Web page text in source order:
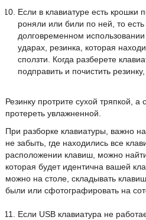
Если в клавиатуре есть
роняли или били по ней, то
долговременном
ударах, резинка, которая
сползти. Когда разберете
подправить и почистить
Резинку протрите сухой тряпкой,
протереть увлажненной.
При разборке клавиатуры, важно
не забыть, где находились все
расположении клавиш, можно
которая будет идентична вашей
можно на столе, складывать
были или сфотографировать на
Если USB клавиатура не